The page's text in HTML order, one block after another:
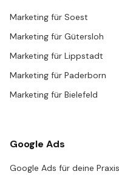
Marketing für Soest
Marketing für Gütersloh
Marketing für Lippstadt
Marketing für Paderborn
Marketing für Bielefeld
Google Ads
Google Ads für deine Praxis